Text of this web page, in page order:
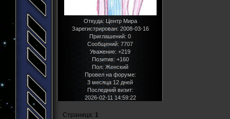
Откуда: Центр Мира
Зарегистрирован: 2008-03-16
Приглашений: 0
Сообщений: 7707
Уважение: +219
Позитив: +160
Пол:Женский
Провел на форуме:
3 месяца 12 дней
Последний визит:
2026-02-11 14:59:22
Страница: 1